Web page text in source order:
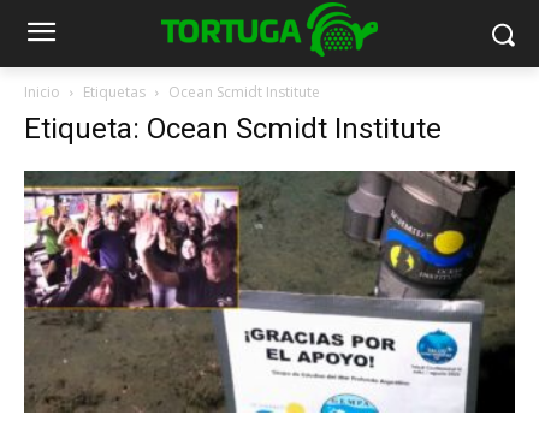
Inicio Etiquetas Ocean Scmidt Institute
Etiqueta: Ocean Scmidt Institute